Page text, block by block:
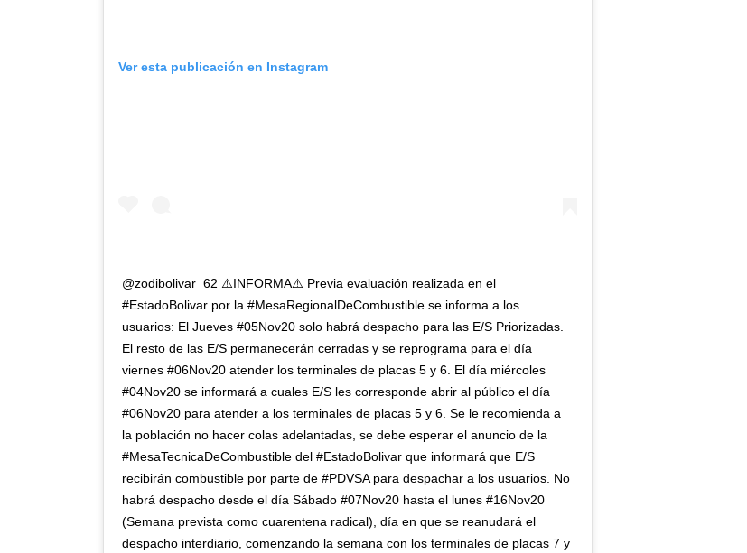
Ver esta publicación en Instagram
@zodibolivar_62 ⚠️INFORMA⚠️ Previa evaluación realizada en el
#EstadoBolivar por la #MesaRegionalDeCombustible se informa a los
usuarios: El Jueves #05Nov20 solo habrá despacho para las E/S Priorizadas.
El resto de las E/S permanecerán cerradas y se reprograma para el día
viernes #06Nov20 atender los terminales de placas 5 y 6. El día miércoles
#04Nov20 se informará a cuales E/S les corresponde abrir al público el día
#06Nov20 para atender a los terminales de placas 5 y 6. Se le recomienda a
la población no hacer colas adelantadas, se debe esperar el anuncio de la
#MesaTecnicaDeCombustible del #EstadoBolivar que informará que E/S
recibirán combustible por parte de #PDVSA para despachar a los usuarios. No
habrá despacho desde el día Sábado #07Nov20 hasta el lunes #16Nov20
(Semana prevista como cuarentena radical), día en que se reanudará el
despacho interdiario, comenzando la semana con los terminales de placas 7 y